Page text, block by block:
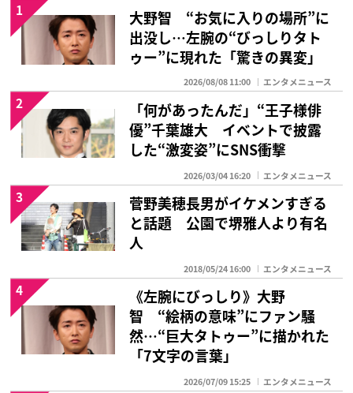
大野智 “お気に入りの場所”に
出没し…左腕の“びっしりタト
ゥー”に現れた「驚きの異変」
2026/08/08 11:00 エンタメニュース
1
「何があったんだ」“王子様俳
優”千葉雄大 イベントで披露
した“激変姿”にSNS衝撃
2026/03/04 16:20 エンタメニュース
2
菅野美穂長男がイケメンすぎる
と話題 公園で堺雅人より有名
人
2018/05/24 16:00 エンタメニュース
3
《左腕にびっしり》大野
智 “絵柄の意味”にファン騒
然…“巨大タトゥー”に描かれた
「7文字の言葉」
2026/07/09 15:25 エンタメニュース
4